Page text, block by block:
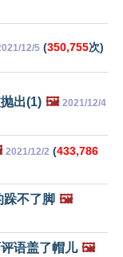
12/5 (350,755次)
出(1) 🖼️ 2021/12/4
2021/12/2 (433,786
跺不了脚 🖼️
语盖了帽儿 🖼️